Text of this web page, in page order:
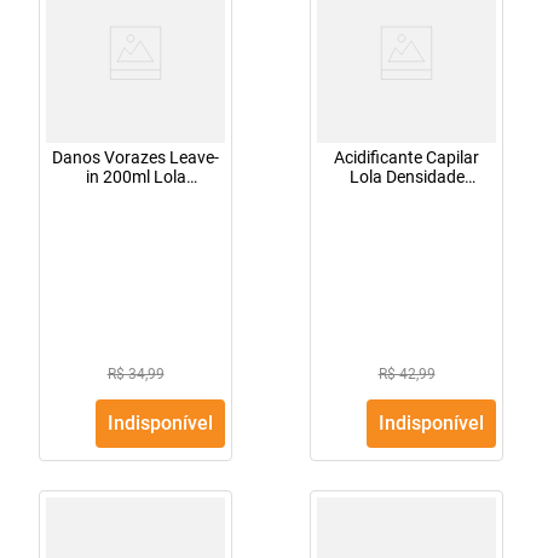
Danos Vorazes Leave-
in 200ml Lola
R$ 34,99
Indisponível
Acidificante Capilar
Lola Densidade
R$ 42,99
Indisponível